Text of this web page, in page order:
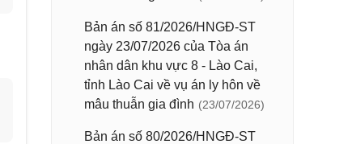
Bản án số 81/2026/HNGĐ-ST
ngày 23/07/2026 của Tòa án
nhân dân khu vực 8 - Lào Cai,
tỉnh Lào Cai về vụ án ly hôn về
mâu thuẫn gia đình (23/07/2026)
Bản án số 80/2026/HNGĐ-ST